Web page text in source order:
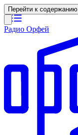
Перейти к содержанию
Радио Орфей